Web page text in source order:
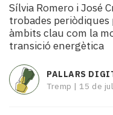
Cultura
Esports
Mai
tant!
TV
i
mitjans
Sílvia Romero i José
trobades
àmbits clau com la
transició energètica
PALLARS
Tremp | 15 de